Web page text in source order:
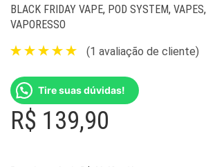
BLACK FRIDAY VAPE, POD SYSTEM, VAPES,
VAPORESSO
(1 avaliação de cliente)
Tire suas dúvidas!
R$ 139,90